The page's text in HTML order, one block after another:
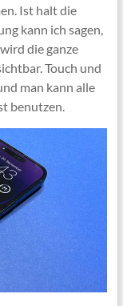
Ist halt die
kann ich sagen,
die ganze
Touch und
man kann alle
benutzen.